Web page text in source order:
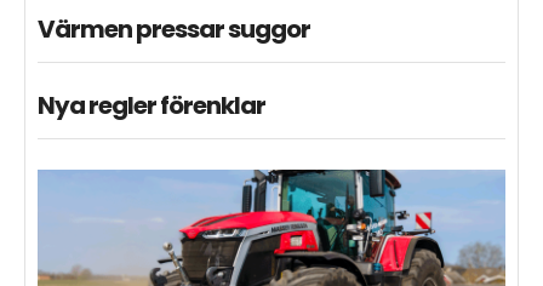
Värmen pressar suggor
Nya regler förenklar